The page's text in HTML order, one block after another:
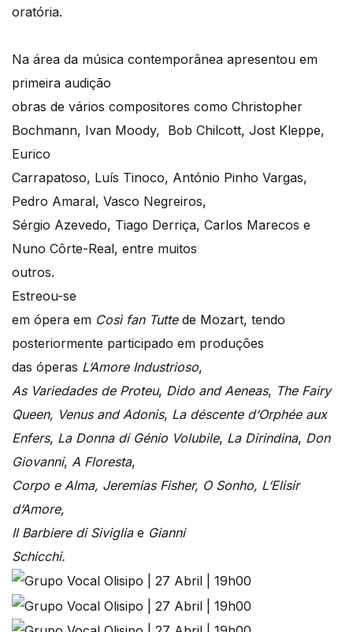
oratória.
Na área da música contemporânea apresentou em
primeira audição
obras de vários compositores como Christopher
Bochmann, Ivan Moody, Bob Chilcott, Jost Kleppe,
Eurico
Carrapatoso, Luís Tinoco, António Pinho Vargas,
Pedro Amaral, Vasco Negreiros,
Sérgio Azevedo, Tiago Derriça, Carlos Marecos e
Nuno Côrte-Real, entre muitos
outros.
Estreou-se
em ópera em Così fan Tuttede Mozart, tendo
posteriormente participado em produções
das óperas L‘Amore Industrioso,
As Variedades de Proteu, Dido and Aeneas, The Fairy
Queen, Venus and Adonis, La déscente d‘Orphée aux
Enfers, La Donna di Génio Volubile, La Dirindina, Don
Giovanni, A Floresta,
Corpo e Alma, Jeremias Fisher, O Sonho, L‘Elisir
d‘Amore,
Il Barbiere di Siviglia e Gianni
Schicchi.